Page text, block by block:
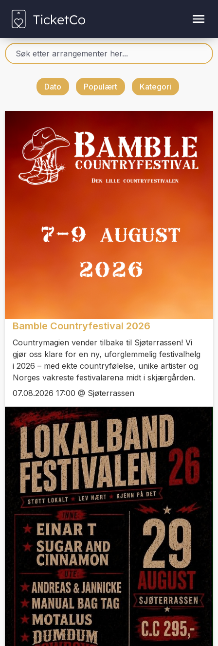
Dato Populært Kategori
Bamble Countryfestival 2026
Countrymagien vender tilbake til Sjøterrassen! Vi
gjør oss klare for en ny, uforglemmelig festivalhelg
i 2026 – med ekte countryfølelse, unike artister og
Norges vakreste festivalarena midt i skjærgården.
07.08.2026 17:00 @ Sjøterrassen